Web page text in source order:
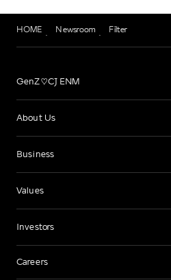
HOME Newsroom Filter
GenZ♡CJ ENM
About Us
Business
Values
Investors
Careers